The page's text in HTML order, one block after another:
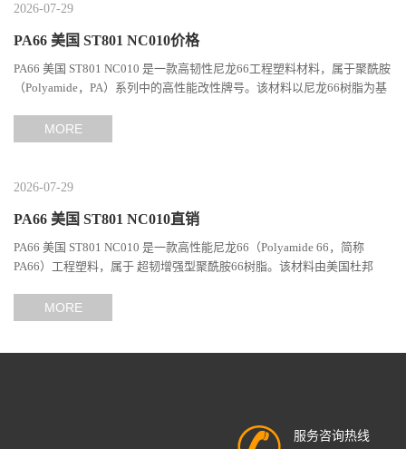
2026-07-29
PA66 美国 ST801 NC010价格
PA66 美国 ST801 NC010 是一款高韧性尼龙66工程塑料材料，属于聚酰胺
（Polyamide，PA）系列中的高性能改性牌号。该材料以尼龙66树脂为基
MORE
2026-07-29
PA66 美国 ST801 NC010直销
PA66 美国 ST801 NC010 是一款高性能尼龙66（Polyamide 66，简称
PA66）工程塑料，属于 超韧增强型聚酰胺66树脂。该材料由美国杜邦
MORE
服务咨询热线